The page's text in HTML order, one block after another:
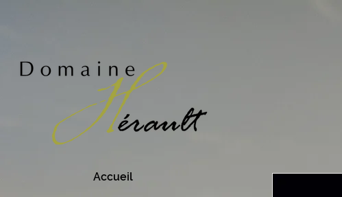
Accueil